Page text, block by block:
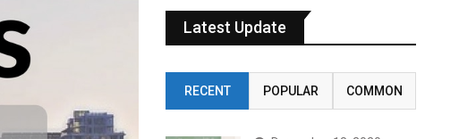
Latest Update
RECENT POPULAR COMMON